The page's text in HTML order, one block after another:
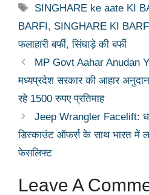
Tags
SINGHARE ke aate KI
BARFI , SINGHARE KI
फलाहारी बर्फी,सिंघाड़े की बर्फी
MP Govt Aahar Anudan
मध्यप्रदेश सरकार की आहार
रहे 1500 रुपए प्रतिमाह
Jeep Wrangler Facelift:
डिस्काउंट ऑफर्स के साथ भारत में
फेसलिफ्ट
Leave A